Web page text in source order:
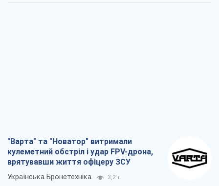
"Варта" та "Новатор" витримали
кулеметний обстріл і удар FPV-дрона,
врятувавши життя офіцеру ЗСУ
Українська Бронетехніка 3,2 т.